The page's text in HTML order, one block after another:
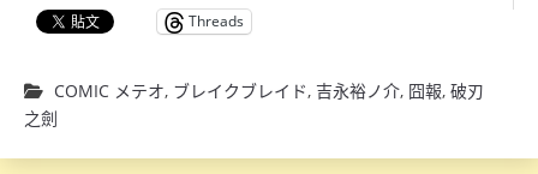
Threads
COMIC メテオ, ブレイクブレイド, 吉永裕ノ介, 囧報, 破刃
之劍